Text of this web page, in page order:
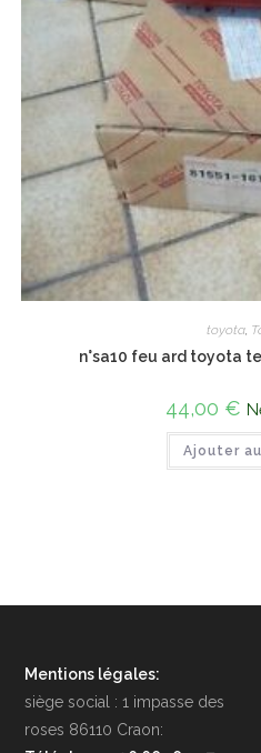
toyota,
n°sa10 feu ard toyota
44,00 €
Ajouter
Mentions légales:
siège social : 1 impasse des
roses 86110 Craon: